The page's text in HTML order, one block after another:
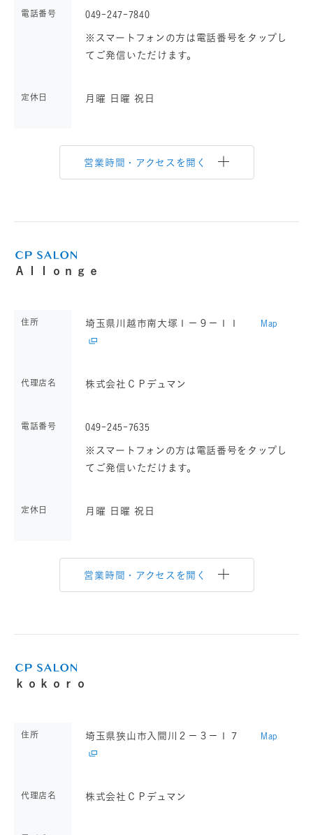
電話番号 049-247-7840
※スマートフォンの方は電話番号をタップし
てご発信いただけます。
定休日 月曜 日曜 祝日
営業時間・アクセスを開く
Ａｌｌｏｎｇｅ
住所 埼玉県川越市南大塚１－９－１１ Map
代理店名 株式会社ＣＰデュマン
電話番号 049-245-7635
※スマートフォンの方は電話番号をタップし
てご発信いただけます。
定休日 月曜 日曜 祝日
営業時間・アクセスを開く
ｋｏｋｏｒｏ
住所 埼玉県狭山市入間川２－３－１７ Map
代理店名 株式会社ＣＰデュマン